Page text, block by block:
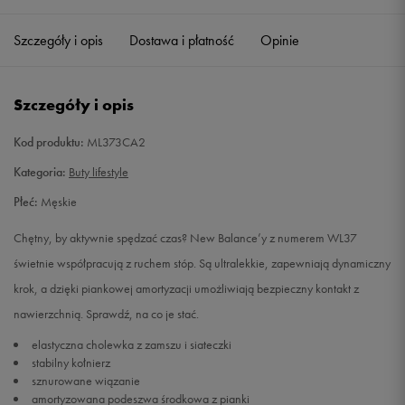
40,5
42,5 27 cm
44 28 cm Powiadom o dostępności
44,5 28,5 cm
45 29 cm
45,5 29,5 cm
Szczegóły i opis Dostawa i płatność Opinie
Szczegóły i opis
Kod produktu: ML373CA2
Kategoria: Buty lifestyle
Płeć: Męskie
Chętny, by aktywnie spędzać czas? New Balance’y z numerem WL37
świetnie współpracują z ruchem stóp. Są ultralekkie, zapewniają dynamiczny
krok, a dzięki piankowej amortyzacji umożliwiają bezpieczny kontakt z
nawierzchnią. Sprawdź, na co je stać.
elastyczna cholewka z zamszu i siateczki
stabilny kołnierz
sznurowane wiązanie
amortyzowana podeszwa środkowa z pianki